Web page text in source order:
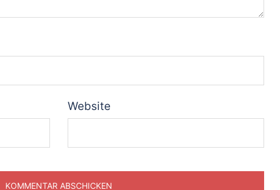
Website